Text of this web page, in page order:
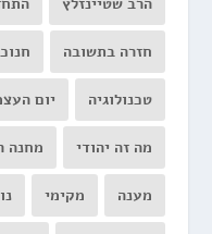
חזרה בתשובה
טכנולוגיה יום
מה זה יהודי מחנה
מענה מקימי